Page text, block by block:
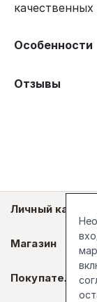
Особенности
Отзывы
Личный кабинет
Магазин
Покупателям